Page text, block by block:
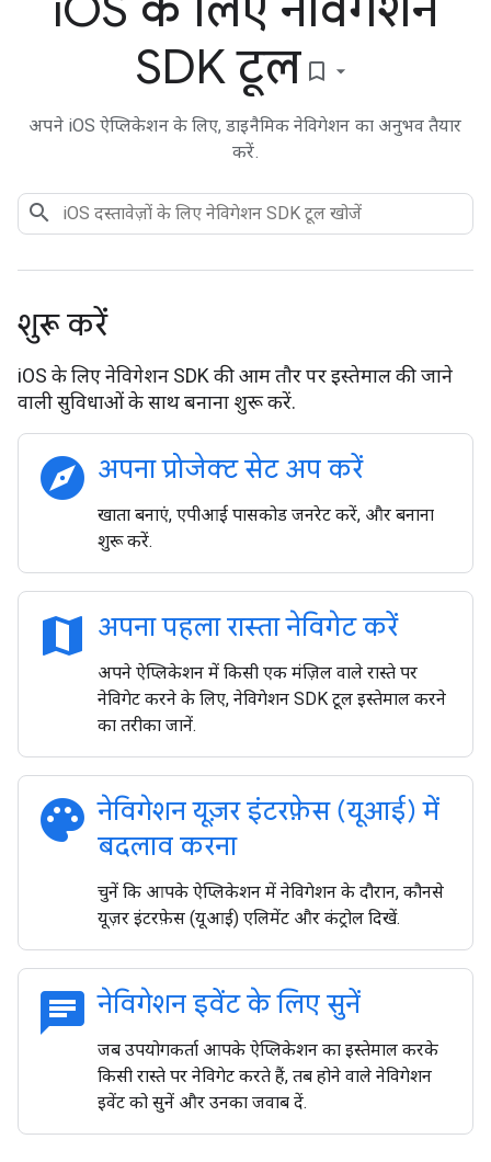
SDK टूल bookmark_border
अपने iOS ऐप्लिकेशन के लिए, डाइनैमिक नेविगेशन का अनुभव तैयार
करें.
शुरू करें
iOS के लिए नेविगेशन SDK की आम तौर पर इस्तेमाल की जाने
वाली सुविधाओं के साथ बनाना शुरू करें.
explore अपना प्रोजेक्ट सेट अप करें
खाता बनाएं, एपीआई पासकोड जनरेट करें, और बनाना
शुरू करें.
map अपना पहला रास्ता नेविगेट करें
अपने ऐप्लिकेशन में किसी एक मंज़िल वाले रास्ते पर
नेविगेट करने के लिए, नेविगेशन SDK टूल इस्तेमाल करने
का तरीका जानें.
palette नेविगेशन यूज़र इंटरफ़ेस (यूआई) में
बदलाव करना
चुनें कि आपके ऐप्लिकेशन में नेविगेशन के दौरान, कौनसे
यूज़र इंटरफ़ेस (यूआई) एलिमेंट और कंट्रोल दिखें.
chat नेविगेशन इवेंट के लिए सुनें
जब उपयोगकर्ता आपके ऐप्लिकेशन का इस्तेमाल करके
किसी रास्ते पर नेविगेट करते हैं, तब होने वाले नेविगेशन
इवेंट को सुनें और उनका जवाब दें.